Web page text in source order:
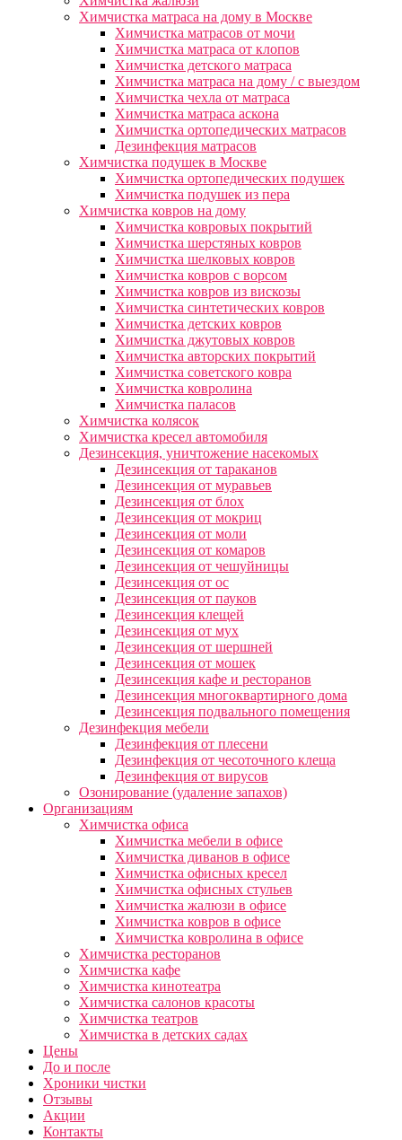
Химчистка матраса на дому в Москве
Химчистка матрасов от мочи
Химчистка матраса от клопов
Химчистка детского матраса
Химчистка матраса на дому / с выездом
Химчистка чехла от матраса
Химчистка матраса аскона
Химчистка ортопедических матрасов
Дезинфекция матрасов
Химчистка подушек в Москве
Химчистка ортопедических подушек
Химчистка подушек из пера
Химчистка ковров на дому
Химчистка ковровых покрытий
Химчистка шерстяных ковров
Химчистка шелковых ковров
Химчистка ковров с ворсом
Химчистка ковров из вискозы
Химчистка синтетических ковров
Химчистка детских ковров
Химчистка джутовых ковров
Химчистка авторских покрытий
Химчистка советского ковра
Химчистка ковролина
Химчистка паласов
Химчистка колясок
Химчистка кресел автомобиля
Дезинсекция, уничтожение насекомых
Дезинсекция от тараканов
Дезинсекция от муравьев
Дезинсекция от блох
Дезинсекция от мокриц
Дезинсекция от моли
Дезинсекция от комаров
Дезинсекция от чешуйницы
Дезинсекция от ос
Дезинсекция от пауков
Дезинсекция клещей
Дезинсекция от мух
Дезинсекция от шершней
Дезинсекция от мошек
Дезинсекция кафе и ресторанов
Дезинсекция многоквартирного дома
Дезинсекция подвального помещения
Дезинфекция мебели
Дезинфекция от плесени
Дезинфекция от чесоточного клеща
Дезинфекция от вирусов
Озонирование (удаление запахов)
Организациям
Химчистка офиса
Химчистка мебели в офисе
Химчистка диванов в офисе
Химчистка офисных кресел
Химчистка офисных стульев
Химчистка жалюзи в офисе
Химчистка ковров в офисе
Химчистка ковролина в офисе
Химчистка ресторанов
Химчистка кафе
Химчистка кинотеатра
Химчистка салонов красоты
Химчистка театров
Химчистка в детских садах
Цены
До и после
Хроники чистки
Отзывы
Акции
Контакты